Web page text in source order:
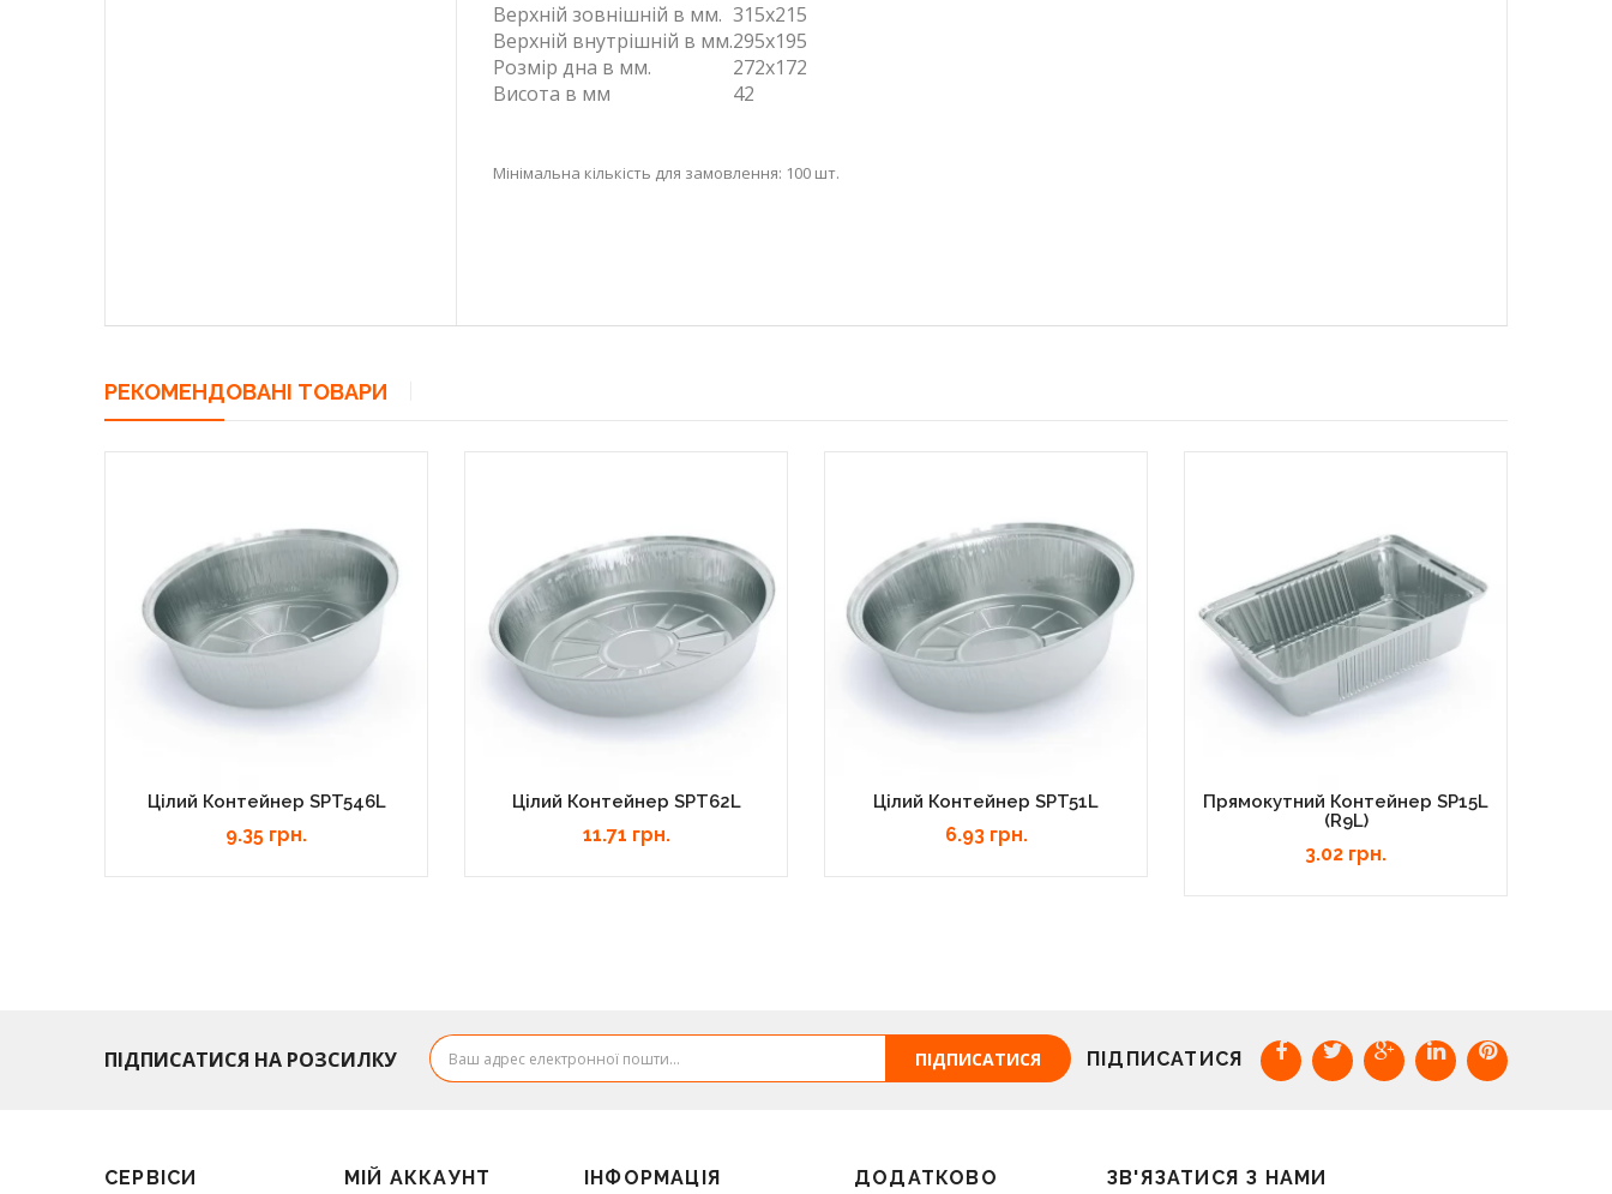
Верхній зовнішній в мм. 315х215
Верхній внутрішній в мм.295х195
Розмір дна в мм.
272х172
Висота в мм
42
Мінімальна кількість для замовлення: 100 шт.
РЕКОМЕНДОВАНІ ТОВАРИ
Цілий Контейнер SPT546L
9.35 грн.
Цілий Контейнер SPT62L
11.71 грн.
Цілий Контейнер SPT51L
6.93 грн.
Прямокутний Контейнер SP15L
(R9L)
3.02 грн.
ПІДПИСАТИСЯ НА РОЗСИЛКУ ПІДПИСАТИСЯ ПІДПИСАТИСЯ
СЕРВІСИ МІЙ АККАУНТ ІНФОРМАЦІЯ ДОДАТКОВО ЗВ'ЯЗАТИСЯ З НАМИ